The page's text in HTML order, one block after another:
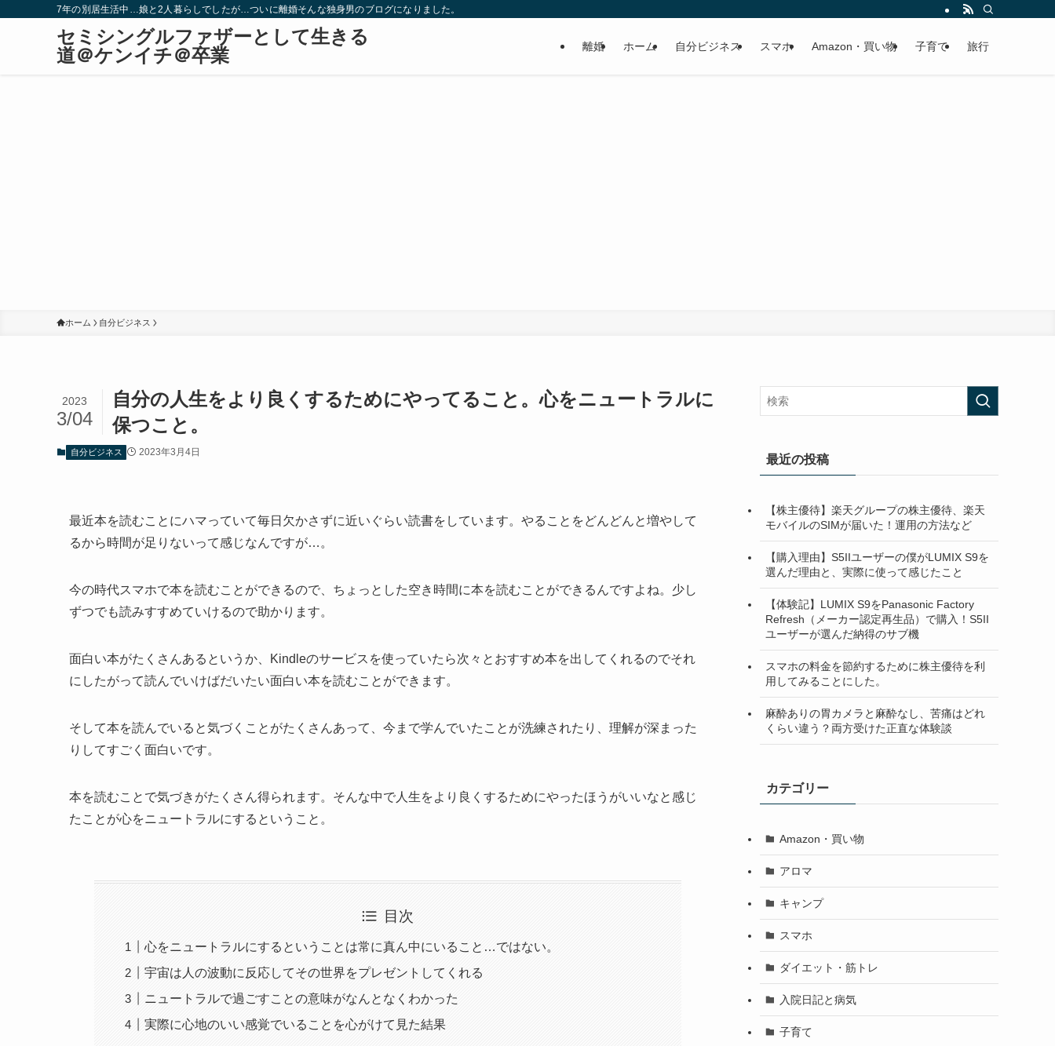
7年の別居生活中…娘と2人暮らしでしたが…ついに離婚そんな独身男のブログになりました。
セミシングルファザーとして生きる
道＠ケンイチ＠卒業
離婚 ホーム 自分ビジネス スマホ Amazon・買い物 子育て 旅行
ホーム 自分ビジネス
自分の人生をより良くするためにやってること。心をニュートラルに
保つこと。
2023
3/04
自分ビジネス 2023年3月4日
最近本を読むことにハマっていて毎日欠かさずに近いぐらい読書をしています。やることをどんどんと増やして
るから時間が足りないって感じなんですが…。
今の時代スマホで本を読むことができるので、ちょっとした空き時間に本を読むことができるんですよね。少し
ずつでも読みすすめていけるので助かります。
面白い本がたくさんあるというか、Kindleのサービスを使っていたら次々とおすすめ本を出してくれるのでそれ
にしたがって読んでいけばだいたい面白い本を読むことができます。
そして本を読んでいると気づくことがたくさんあって、今まで学んでいたことが洗練されたり、理解が深まった
りしてすごく面白いです。
本を読むことで気づきがたくさん得られます。そんな中で人生をより良くするためにやったほうがいいなと感じ
たことが心をニュートラルにするということ。
目次
心をニュートラルにするということは常に真ん中にいること…ではない。
宇宙は人の波動に反応してその世界をプレゼントしてくれる
ニュートラルで過ごすことの意味がなんとなくわかった
実際に心地のいい感覚でいることを心がけて見た結果
最近の投稿
【株主優待】楽天グループの株主優待、楽天
モバイルのSIMが届いた！運用の方法など
【購入理由】S5IIユーザーの僕がLUMIX S9を
選んだ理由と、実際に使って感じたこと
【体験記】LUMIX S9をPanasonic Factory
Refresh（メーカー認定再生品）で購入！S5II
ユーザーが選んだ納得のサブ機
スマホの料金を節約するために株主優待を利
用してみることにした。
麻酔ありの胃カメラと麻酔なし、苦痛はどれ
くらい違う？両方受けた正直な体験談
カテゴリー
Amazon・買い物
アロマ
キャンプ
スマホ
ダイエット・筋トレ
入院日記と病気
子育て